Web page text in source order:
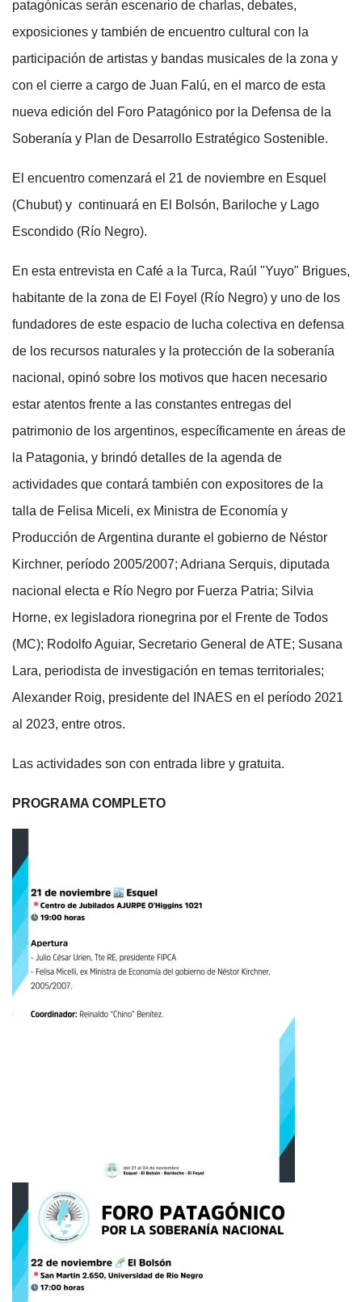
patagónicas serán escenario de charlas, debates,
exposiciones y también de encuentro cultural con la
participación de artistas y bandas musicales de la zona y
con el cierre a cargo de Juan Falú, en el marco de esta
nueva edición del Foro Patagónico por la Defensa de la
Soberanía y Plan de Desarrollo Estratégico Sostenible.
El encuentro comenzará el 21 de noviembre en Esquel
(Chubut) y continuará en El Bolsón, Bariloche y Lago
Escondido (Río Negro).
En esta entrevista en Café a la Turca, Raúl "Yuyo" Brigues,
habitante de la zona de El Foyel (Río Negro) y uno de los
fundadores de este espacio de lucha colectiva en defensa
de los recursos naturales y la protección de la soberanía
nacional, opinó sobre los motivos que hacen necesario
estar atentos frente a las constantes entregas del
patrimonio de los argentinos, específicamente en áreas de
la Patagonia, y brindó detalles de la agenda de
actividades que contará también con expositores de la
talla de Felisa Miceli, ex Ministra de Economía y
Producción de Argentina durante el gobierno de Néstor
Kirchner, período 2005/2007; Adriana Serquis, diputada
nacional electa e Río Negro por Fuerza Patria; Silvia
Horne, ex legisladora rionegrina por el Frente de Todos
(MC); Rodolfo Aguiar, Secretario General de ATE; Susana
Lara, periodista de investigación en temas territoriales;
Alexander Roig, presidente del INAES en el período 2021
al 2023, entre otros.
Las actividades son con entrada libre y gratuita.
PROGRAMA COMPLETO